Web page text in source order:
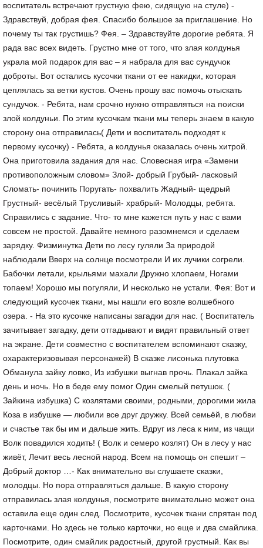
воспитатель встречают грустную фею, сидящую на стуле) -
Здравствуй, добрая фея. Спасибо большое за приглашение. Но
почему ты так грустишь? Фея. – Здравствуйте дорогие ребята. Я
рада вас всех видеть. Грустно мне от того, что злая колдунья
украла мой подарок для вас – я набрала для вас сундучок
доброты. Вот остались кусочки ткани от ее накидки, которая
цеплялась за ветки кустов. Очень прошу вас помочь отыскать
сундучок. - Ребята, нам срочно нужно отправляться на поиски
злой колдуньи. По этим кусочкам ткани мы теперь знаем в какую
сторону она отправилась( Дети и воспитатель подходят к
первому кусочку) - Ребята, а колдунья оказалась очень хитрой.
Она приготовила задания для нас. Словесная игра «Замени
противоположным словом» Злой- добрый Грубый- ласковый
Сломать- починить Поругать- похвалить Жадный- щедрый
Грустный- весёлый Трусливый- храбрый- Молодцы, ребята.
Справились с задание. Что- то мне кажется путь у нас с вами
совсем не простой. Давайте немного разомнемся и сделаем
зарядку. Физминутка Дети по лесу гуляли За природой
наблюдали Вверх на солнце посмотрели И их лучики согрели.
Бабочки летали, крыльями махали Дружно хлопаем, Ногами
топаем! Хорошо мы погуляли, И несколько не устали. Фея: Вот и
следующий кусочек ткани, мы нашли его возле волшебного
озера. - На это кусочке написаны загадки для нас. ( Воспитатель
зачитывает загадку, дети отгадывают и видят правильный ответ
на экране. Дети совместно с воспитателем вспоминают сказку,
охарактеризовывая персонажей) В сказке лисонька плутовка
Обманула зайку ловко, Из избушки выгнав прочь. Плакал зайка
день и ночь. Но в беде eму помог Один смелый петушок. (
Зайкина избушка) С козлятами своими, родными, дорогими жила
Коза в избушке — любили все друг дружку. Всей семьёй, в любви
и счастье так бы им и дальше жить. Вдруг из леса к ним, из чащи
Волк повадился ходить! ( Волк и семеро козлят) Он в лесу у нас
живёт, Лечит весь лесной народ. Всем на помощь он спешит –
Добрый доктор …- Как внимательно вы слушаете сказки,
молодцы. Но пора отправляться дальше. В какую сторону
отправилась злая колдунья, посмотрите внимательно может она
оставила еще один след. Посмотрите, кусочек ткани спрятан под
карточками. Но здесь не только карточки, но еще и два смайлика.
Посмотрите, один смайлик радостный, другой грустный. Как вы